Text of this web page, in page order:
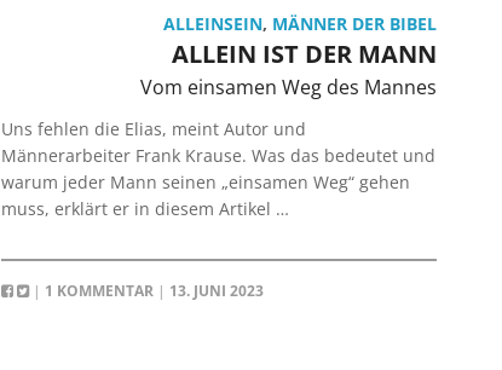
ALLEINSEIN, MÄNNER DER BIBEL
ALLEIN IST DER MANN
Vom einsamen Weg des Mannes
Uns fehlen die Elias, meint Autor und
Männerarbeiter Frank Krause. Was das bedeutet und
warum jeder Mann seinen „einsamen Weg“ gehen
muss, erklärt er in diesem Artikel …
| 1 KOMMENTAR | 13. JUNI 2023